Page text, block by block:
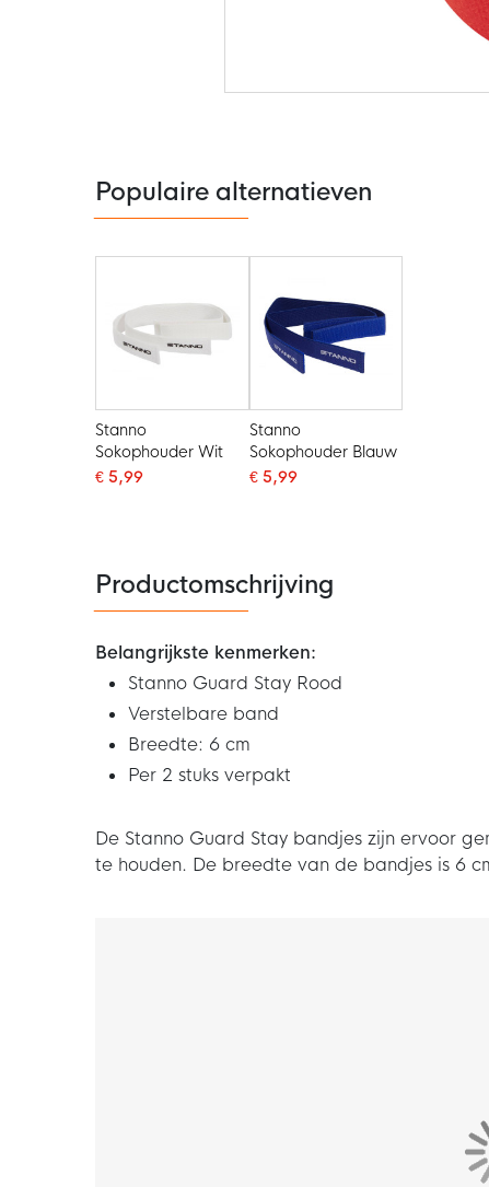
de
afbeeldingen-
gallerij
Populaire alternatieven
Stanno
Sokophouder Wit
€ 5,99
Stanno
Sokophouder Blauw
€ 5,99
Productomschrijving
Belangrijkste kenmerken:
Stanno Guard Stay Rood
Verstelbare band
Breedte: 6 cm
Per 2 stuks verpakt
De Stanno Guard Stay bandjes zijn ervoor
te houden. De breedte van de bandjes is 6